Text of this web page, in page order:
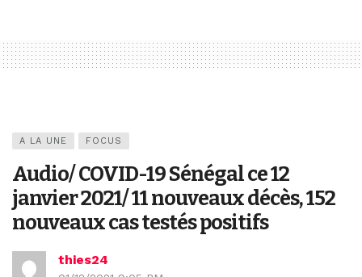
A LA UNE FOCUS
Audio/ COVID-19 Sénégal ce 12
janvier 2021/ 11 nouveaux décès, 152
nouveaux cas testés positifs
thies24